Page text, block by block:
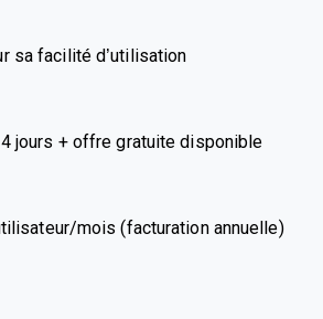
sa facilité d’utilisation
jours + offre gratuite disponible
mois (facturation annuelle)